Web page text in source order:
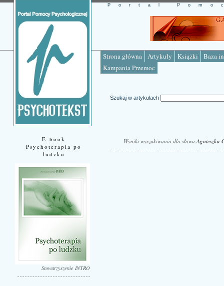
Strona główna Artykuły Książki
Baza
Kampania Przemoc
Portal
E-book
Psychoterapia po
ludzku
Stowarzyszenie INTRO
Szukaj w artykułach
Wyniki wyszukiwania dla słowaAgnieszka